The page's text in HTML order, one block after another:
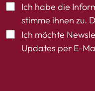
Ich habe die
stimme ihnen zu.
Ich möchte
Updates per E-